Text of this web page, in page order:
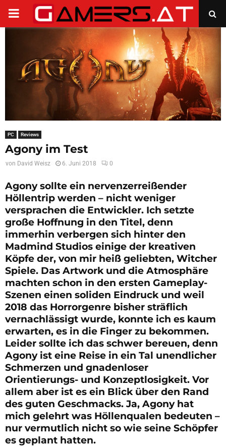
PRIMARY
PC Reviews
Agony im Test
von David Weisz 6. Juni 2018 0
Agony sollte ein nervenzerreißender
Höllentrip werden – nicht weniger
versprachen die Entwickler. Ich setzte
große Hoffnung in den Titel, denn
immerhin verbergen sich hinter den
Madmind Studios einige der kreativen
Köpfe der, von mir heiß geliebten, Witcher
Spiele. Das Artwork und die Atmosphäre
machten schon in den ersten Gameplay-
Szenen einen soliden Eindruck und weil
2018 das Horrorgenre bisher sträflich
vernachlässigt wurde, konnte ich es kaum
erwarten, es in die Finger zu bekommen.
Leider sollte ich das schwer bereuen, denn
Agony ist eine Reise in ein Tal unendlicher
Schmerzen und gnadenloser
Orientierungs- und Konzeptlosigkeit. Vor
allem aber ist es ein Blick über den Rand
des guten Geschmacks. Ja, Agony hat
mich gelehrt was Höllenqualen bedeuten –
nur vermutlich nicht so wie seine Schöpfer
es geplant hatten.